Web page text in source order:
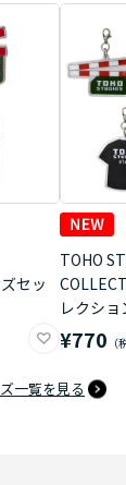
セッ
TOHO
レクシ
¥770
一覧を見る